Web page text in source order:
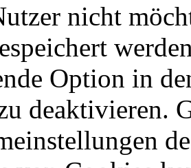
nicht
Option in
deaktivieren.